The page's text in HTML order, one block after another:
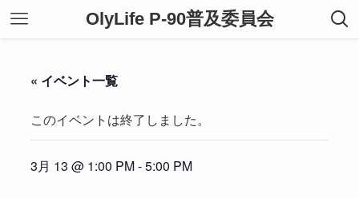
OlyLife P-90普及委員会
« イベント一覧
このイベントは終了しました。
3月 13 @ 1:00 PM-5:00 PM